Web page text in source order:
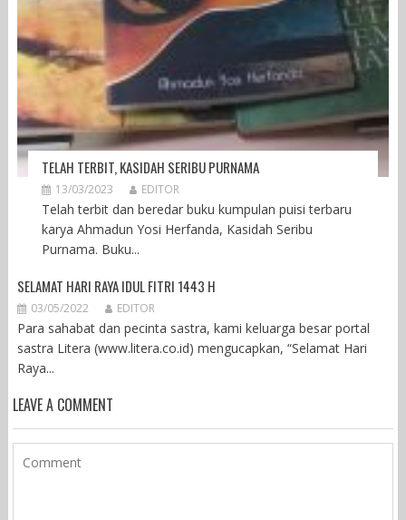
TELAH TERBIT, KASIDAH SERIBU PURNAMA
13/03/2023 EDITOR
Telah terbit dan beredar buku kumpulan puisi terbaru
karya Ahmadun Yosi Herfanda, Kasidah Seribu
Purnama. Buku...
SELAMAT HARI RAYA IDUL FITRI 1443 H
03/05/2022 EDITOR
Para sahabat dan pecinta sastra, kami keluarga besar portal
sastra Litera (www.litera.co.id) mengucapkan, “Selamat Hari
Raya...
LEAVE A COMMENT